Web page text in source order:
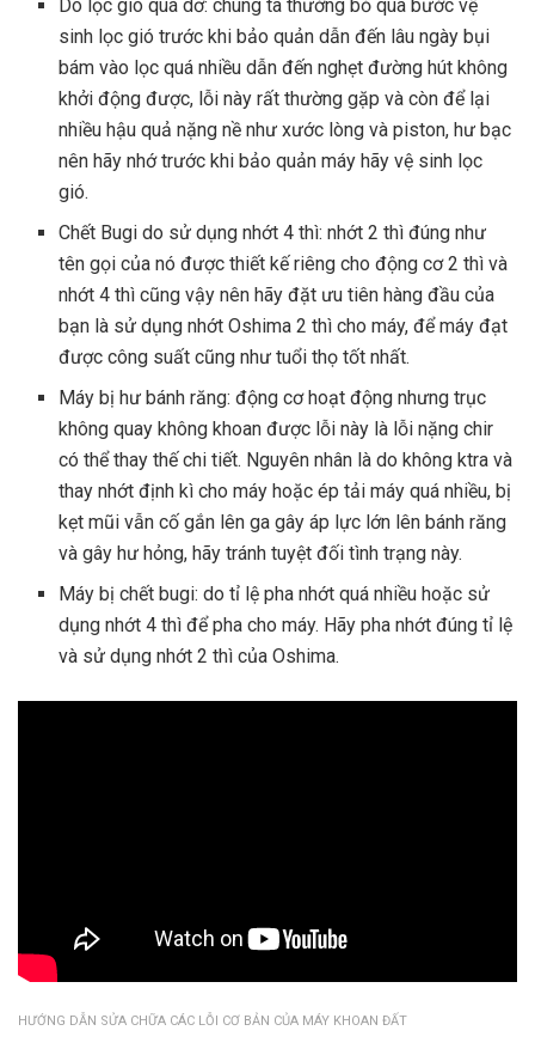
Do lọc gió quá dơ: chúng ta thường bỏ qua bước vệ
sinh lọc gió trước khi bảo quản dẫn đến lâu ngày bụi
bám vào lọc quá nhiều dẫn đến nghẹt đường hút không
khởi động được, lỗi này rất thường gặp và còn để lại
nhiều hậu quả nặng nề như xước lòng và piston, hư bạc
nên hãy nhớ trước khi bảo quản máy hãy vệ sinh lọc
gió.
Chết Bugi do sử dụng nhớt 4 thì: nhớt 2 thì đúng như
tên gọi của nó được thiết kế riêng cho động cơ 2 thì và
nhớt 4 thì cũng vậy nên hãy đặt ưu tiên hàng đầu của
bạn là sử dụng nhớt Oshima 2 thì cho máy, để máy đạt
được công suất cũng như tuổi thọ tốt nhất.
Máy bị hư bánh răng: động cơ hoạt động nhưng trục
không quay không khoan được lỗi này là lỗi nặng chir
có thể thay thế chi tiết. Nguyên nhân là do không ktra và
thay nhớt định kì cho máy hoặc ép tải máy quá nhiều, bị
kẹt mũi vẫn cố gắn lên ga gây áp lực lớn lên bánh răng
và gây hư hỏng, hãy tránh tuyệt đối tình trạng này.
Máy bị chết bugi: do tỉ lệ pha nhớt quá nhiều hoặc sử
dụng nhớt 4 thì để pha cho máy. Hãy pha nhớt đúng tỉ lệ
và sử dụng nhớt 2 thì của Oshima.
HƯỚNG DẪN SỬA CHỮA CÁC LỖI CƠ BẢN CỦA MÁY KHOAN ĐẤT